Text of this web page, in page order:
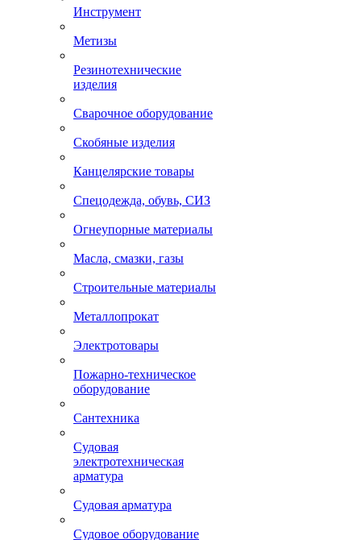
Инструмент
Метизы
Резинотехнические
изделия
Сварочное оборудование
Скобяные изделия
Канцелярские товары
Спецодежда, обувь, СИЗ
Огнеупорные материалы
Масла, смазки, газы
Строительные материалы
Металлопрокат
Электротовары
Пожарно-техническое
оборудование
Сантехника
Судовая
электротехническая
арматура
Судовая арматура
Судовое оборудование